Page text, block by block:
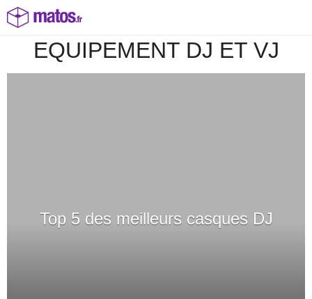
EQUIPEMENT DJ ET VJ
Top 5 des meilleurs casques DJ